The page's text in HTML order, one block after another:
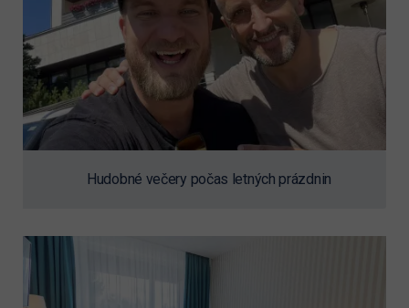
Hudobné večery počas letných prázdnin